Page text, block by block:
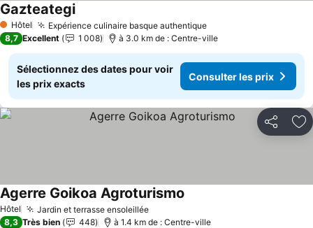
1 Étoiles
Hôtel Expérience culinaire basque authentiqueConsulter les prix
GazteategiConsulter les prix
8,7 Excellent 1 008 à 3.0 km de : Centre-ville
Sélectionnez des dates pour voir
les prix exacts
Consulter les prix
Partager
Hôtel Jardin et terrasse ensoleilléeConsulter les prix
Agerre Goikoa Agroturismo
8,3 Très bien 448 à 1.4 km de : Centre-ville